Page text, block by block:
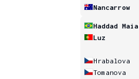
Nancarrow
Haddad Maia
Luz
Hrabalova
Tomanova